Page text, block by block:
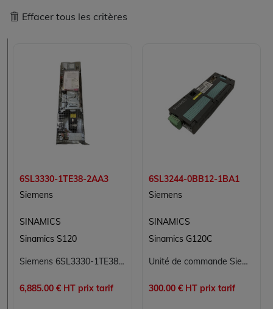
Effacer tous les critères
6SL3330-1TE38-2AA3
Siemens
SINAMICS
Sinamics S120
Siemens 6SL3330-1TE38-2AA3 Module de ligne de base SINAMICS S120 400 kW 820 A
6,885.00 € HT prix tarif
6SL3244-0BB12-1BA1
Siemens
SINAMICS
Sinamics G120C
Unité de commande Siemens SINAMICS G120 CU240E-2 RS485 USS 6SL3244-0BB12-1BA1
300.00 € HT prix tarif